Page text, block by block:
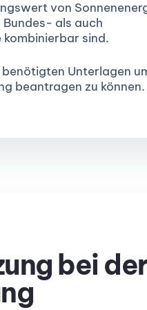
von
als auch
sind.
Unterlagen
beantragen zu können.
bei